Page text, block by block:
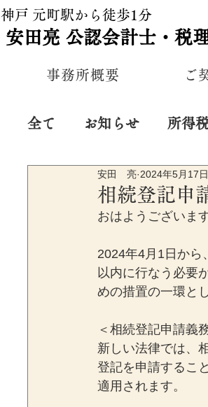
神戸 元町駅から徒歩1分
安田亮 公認会計士・税
事務所概要 ご
全て お知らせ 所得
プライベート 経営
相続登記申
安田 亮 2024年5月17日
おはようございま
2024年4月1日から
以内に行なう必要
めの措置の一環と
＜相続登記申請義
新しい法律では、
登記を申請するこ
適用されます。